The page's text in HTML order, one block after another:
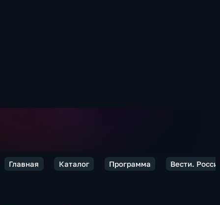
Главная Каталог Программа Вести.